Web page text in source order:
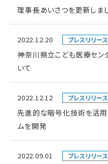
理事長あいさつを更新しま
2022.12.20 プレスリリース
神奈川県立こども医療セン
いて
2022.12.12 プレスリリース
先進的な暗号化技術を活
ムを開発
2022.09.01 プレスリリース